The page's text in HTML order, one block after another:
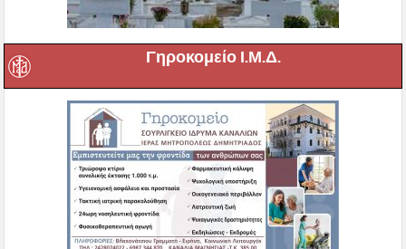
Γηροκομείο Ι.Μ.Δ.